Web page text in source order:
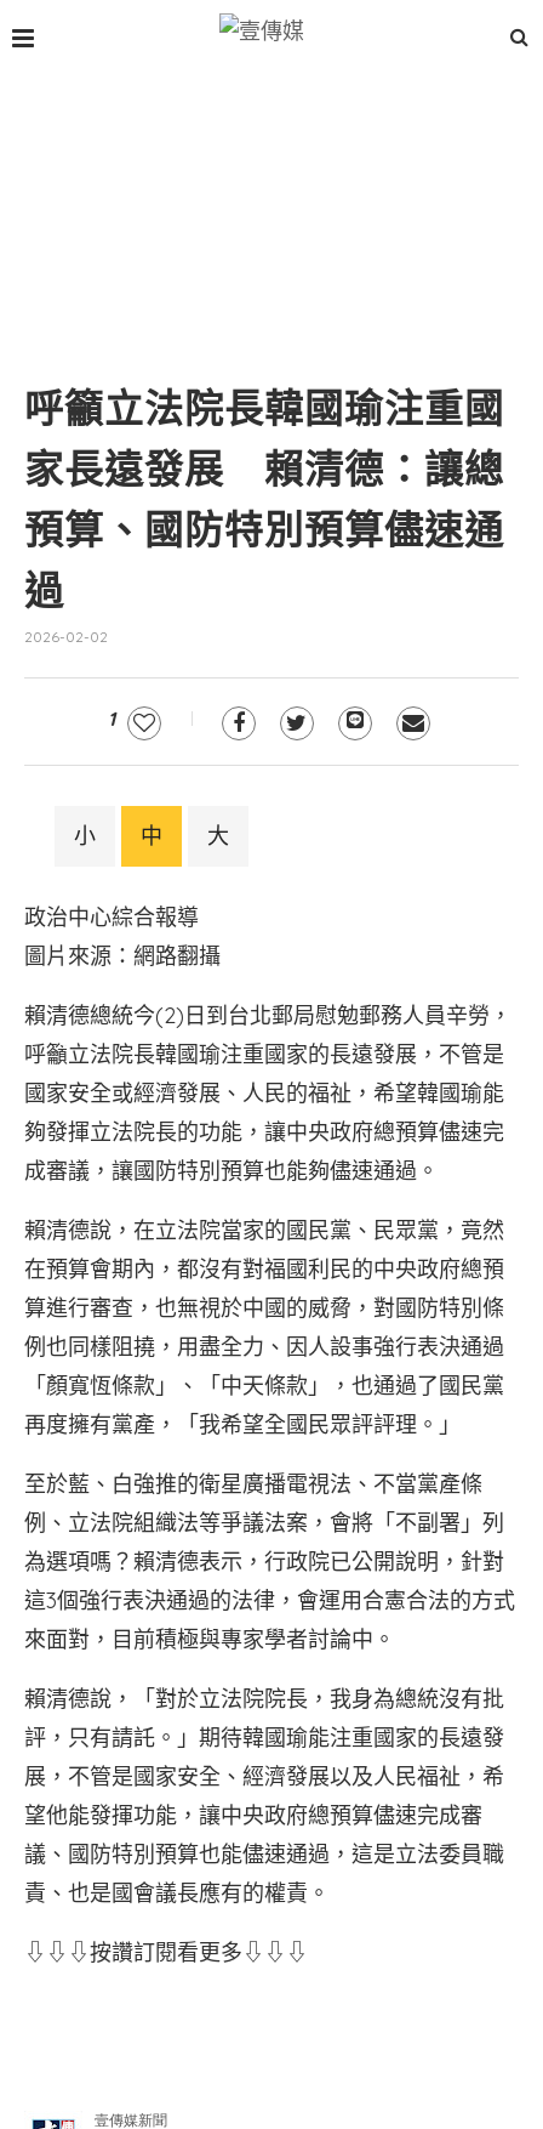
呼籲立法院長韓國瑜注重國
家長遠發展 賴清德：讓總
預算、國防特別預算儘速通
過
2026-02-02
1
小 中 大
政治中心綜合報導
圖片來源：網路翻攝
賴清德總統今(2)日到台北郵局慰勉郵務人員辛勞，
呼籲立法院長韓國瑜注重國家的長遠發展，不管是
國家安全或經濟發展、人民的福祉，希望韓國瑜能
夠發揮立法院長的功能，讓中央政府總預算儘速完
成審議，讓國防特別預算也能夠儘速通過。
賴清德說，在立法院當家的國民黨、民眾黨，竟然
在預算會期內，都沒有對福國利民的中央政府總預
算進行審查，也無視於中國的威脅，對國防特別條
例也同樣阻撓，用盡全力、因人設事強行表決通過
「顏寬恆條款」、「中天條款」，也通過了國民黨
再度擁有黨產，「我希望全國民眾評評理。」
至於藍、白強推的衛星廣播電視法、不當黨產條
例、立法院組織法等爭議法案，會將「不副署」列
為選項嗎？賴清德表示，行政院已公開說明，針對
這3個強行表決通過的法律，會運用合憲合法的方式
來面對，目前積極與專家學者討論中。
賴清德說，「對於立法院院長，我身為總統沒有批
評，只有請託。」期待韓國瑜能注重國家的長遠發
展，不管是國家安全、經濟發展以及人民福祉，希
望他能發揮功能，讓中央政府總預算儘速完成審
議、國防特別預算也能儘速通過，這是立法委員職
責、也是國會議長應有的權責。
⇩⇩⇩按讚訂閱看更多⇩⇩⇩